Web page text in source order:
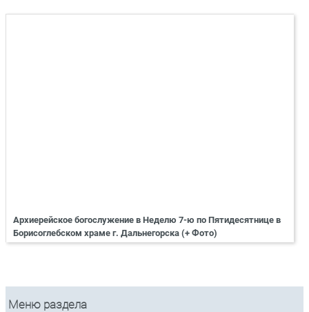
Архиерейское богослужение в Неделю 7-ю по Пятидесятнице в
Борисоглебском храме г. Дальнегорска (+ Фото)
Меню раздела